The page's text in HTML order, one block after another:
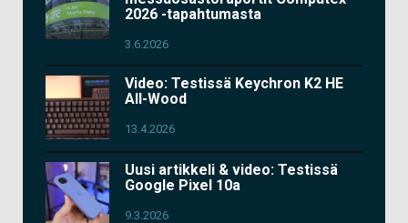
2026 -tapahtumasta
3.6.2026
Video: Testissä Keychron K2 HE
All-Wood
13.4.2026
Uusi artikkeli & video: Testissä
Google Pixel 10a
9.3.2026